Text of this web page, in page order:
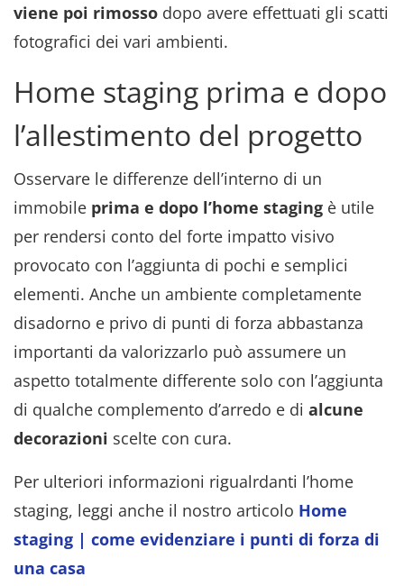
viene poi rimosso dopo avere effettuati gli scatti
fotografici dei vari ambienti.
Home staging prima e dopo
l’allestimento del progetto
Osservare le differenze dell’interno di un
immobile prima e dopo l’home staging è utile
per rendersi conto del forte impatto visivo
provocato con l’aggiunta di pochi e semplici
elementi. Anche un ambiente completamente
disadorno e privo di punti di forza abbastanza
importanti da valorizzarlo può assumere un
aspetto totalmente differente solo con l’aggiunta
di qualche complemento d’arredo e di alcune
decorazioni scelte con cura.
Per ulteriori informazioni rigualrdanti l’home
staging, leggi anche il nostro articolo Home
staging | come evidenziare i punti di forza di
una casa